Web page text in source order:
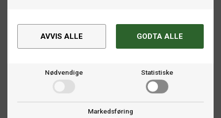
AVVIS ALLE GODTA ALLE
Nødvendige Statistiske
Markedsføring